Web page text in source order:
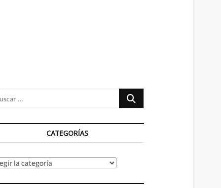
Buscar
CATEGORÍAS